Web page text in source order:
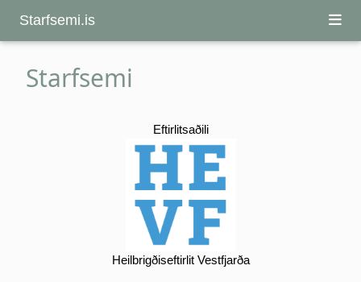
Starfsemi.is
Starfsemi
Eftirlitsaðili
Heilbrigðiseftirlit Vestfjarða